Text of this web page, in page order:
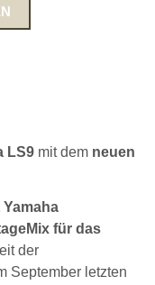
LS9 mit dem neuen
für das
der
September letzten